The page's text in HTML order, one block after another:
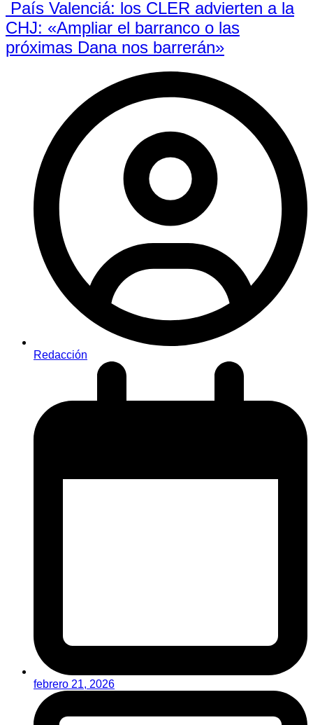
País Valenciá: los CLER advierten a la
CHJ: «Ampliar el barranco o las
próximas Dana nos barrerán»
Redacción
febrero 21, 2026